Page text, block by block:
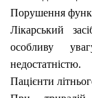
Порушення
Лікарський
особливу
недостатністю.
Пацієнти